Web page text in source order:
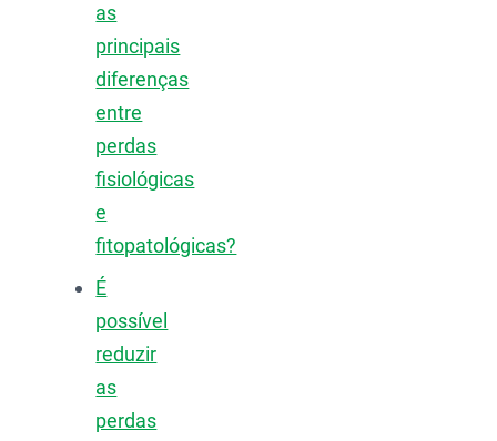
as
principais
diferenças
entre
perdas
fisiológicas
e
fitopatológicas?
É
possível
reduzir
as
perdas